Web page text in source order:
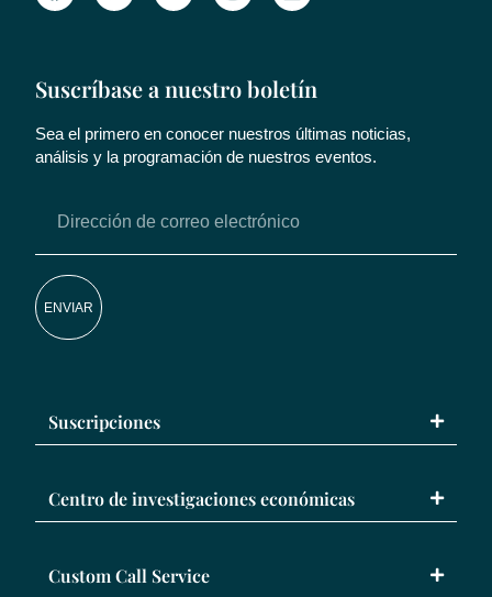
Suscríbase a nuestro boletín
Sea el primero en conocer nuestros últimas noticias,
análisis y la programación de nuestros eventos.
ENVIAR
Suscripciones
Centro de investigaciones económicas
Custom Call Service